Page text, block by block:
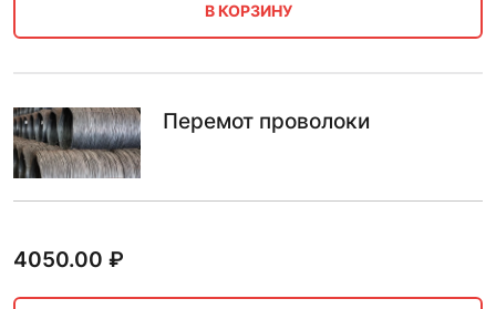
В КОРЗИНУ
Перемот проволоки
4050.00 ₽